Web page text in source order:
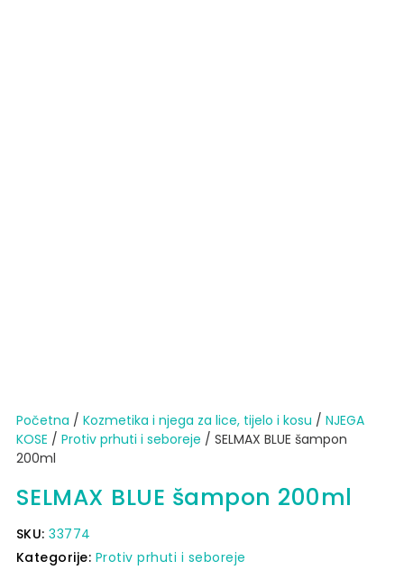
Početna / Kozmetika i njega za lice, tijelo i kosu / NJEGA
KOSE / Protiv prhuti i seboreje / SELMAX BLUE šampon
200ml
SELMAX BLUE šampon 200ml
SKU:33774
Kategorije: Protiv prhuti i seboreje